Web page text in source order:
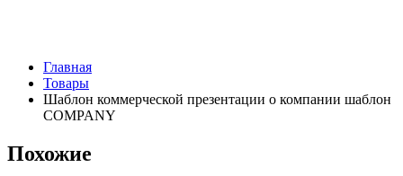
Главная
Товары
Шаблон коммерческой презентации о компании шаблон
COMPANY
Похожие